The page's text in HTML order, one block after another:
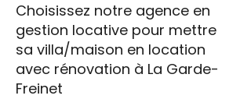
Choisissez notre agence en
gestion locative pour mettre
sa villa/maison en location
avec rénovation à La Garde-
Freinet